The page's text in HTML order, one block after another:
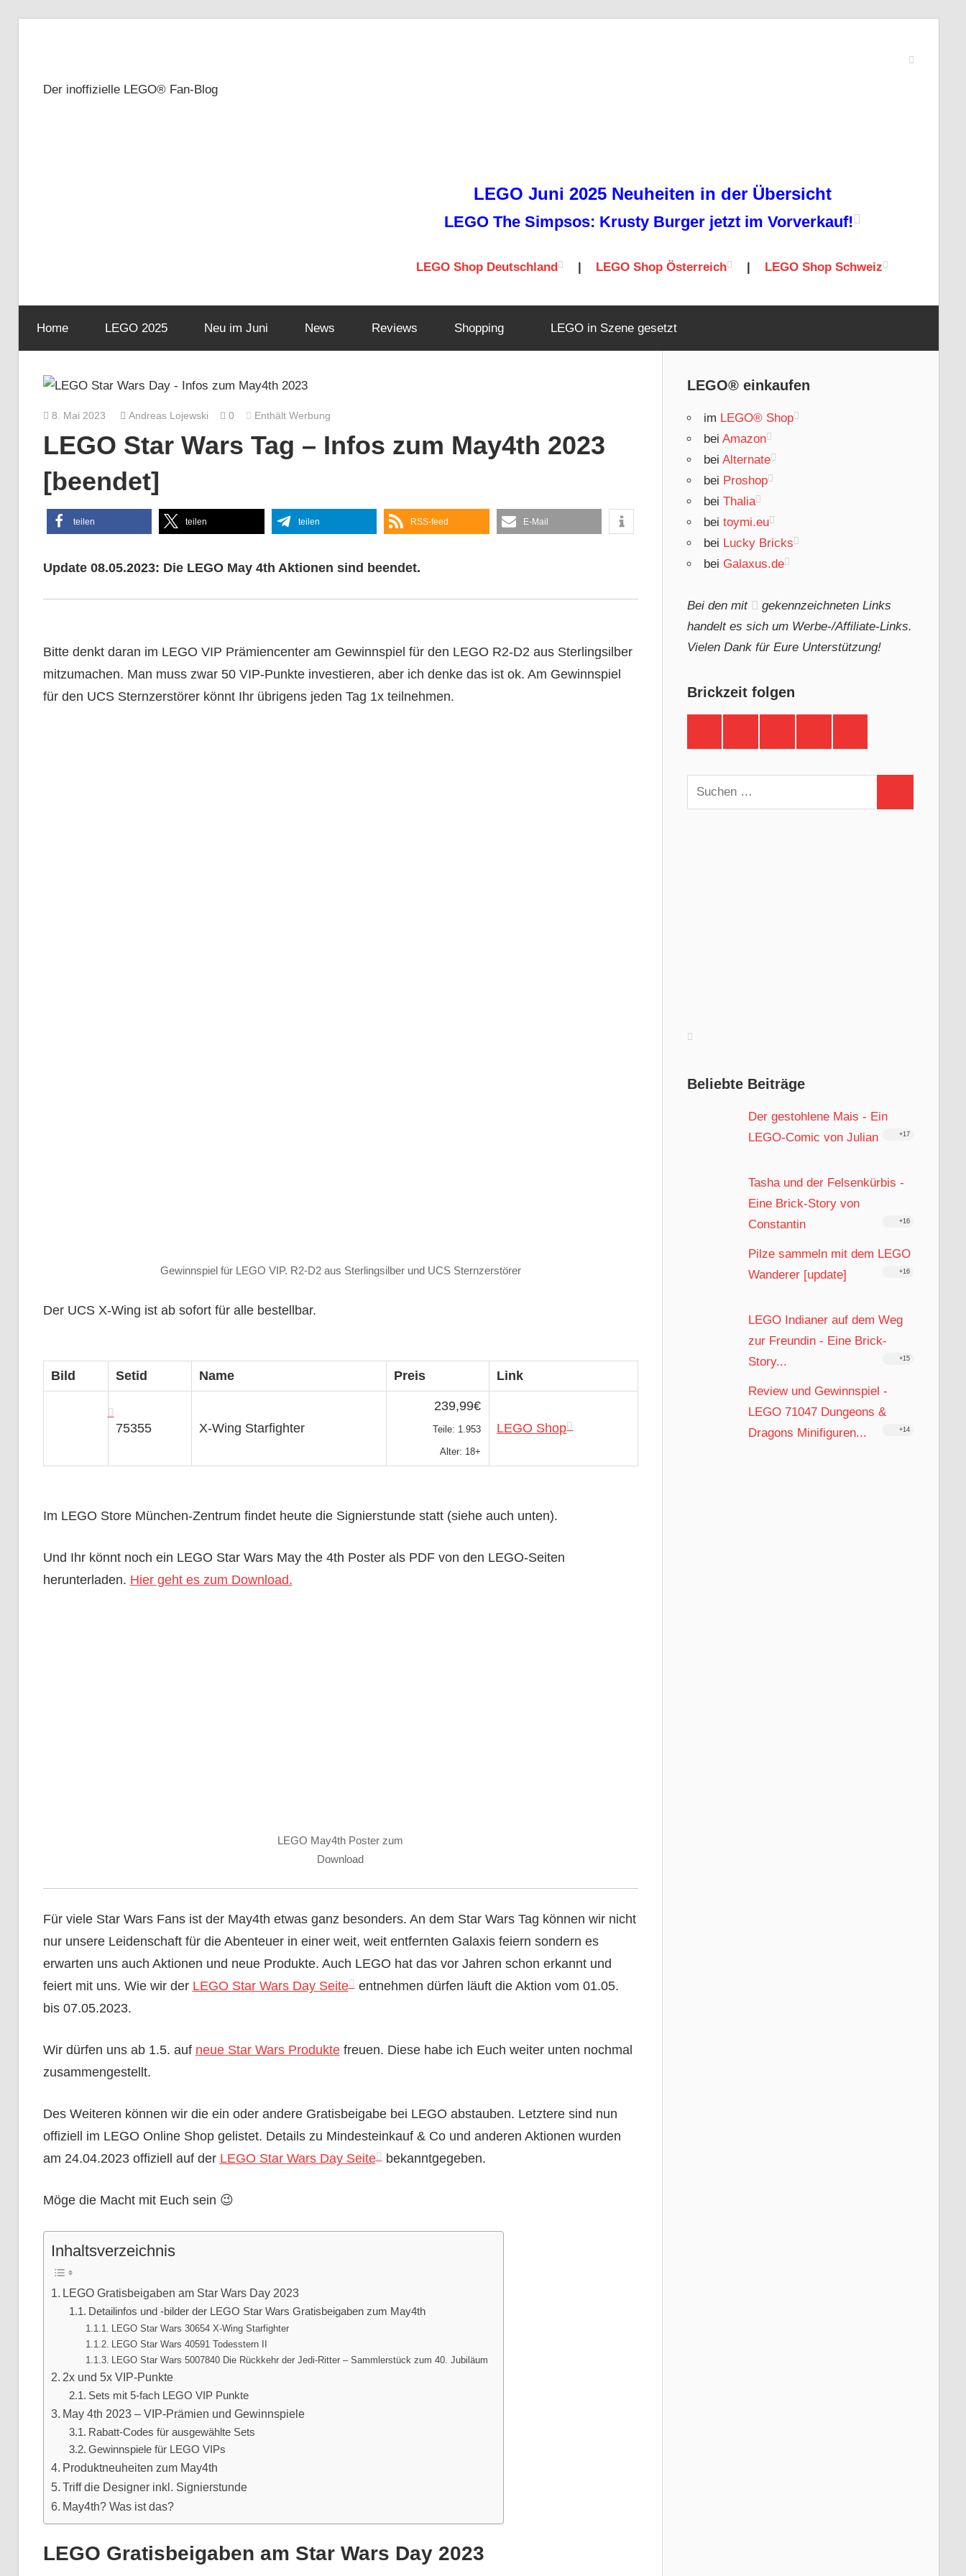
Der inoffizielle LEGO® Fan-Blog
LEGO Juni 2025 Neuheiten in der Übersicht
LEGO The Simpsos: Krusty Burger jetzt im Vorverkauf!
LEGO Shop Deutschland LEGO Shop Österreich LEGO Shop Schweiz
Home LEGO 2025 Neu im Juni News Reviews Shopping LEGO in Szene gesetzt
8. Mai 2023 Andreas Lojewski 0 Enthält Werbung
LEGO Star Wars Tag – Infos zum May4th 2023
[beendet]
teilen teilen teilen RSS-feed E-Mail
Update 08.05.2023: Die LEGO May 4th Aktionen sind beendet.
Bitte denkt daran im LEGO VIP Prämiencenter am Gewinnspiel für den LEGO R2-D2 aus Sterlingsilber
mitzumachen. Man muss zwar 50 VIP-Punkte investieren, aber ich denke das ist ok. Am Gewinnspiel
für den UCS Sternzerstörer könnt Ihr übrigens jeden Tag 1x teilnehmen.
Gewinnspiel für LEGO VIP. R2-D2 aus Sterlingsilber und UCS Sternzerstörer
Der UCS X-Wing ist ab sofort für alle bestellbar.
Bild Setid Name Preis Link
75355 X-Wing Starfighter
239,99€
Teile: 1.953
Alter: 18+
LEGO Shop
Im LEGO Store München-Zentrum findet heute die Signierstunde statt (siehe auch unten).
Und Ihr könnt noch ein LEGO Star Wars May the 4th Poster als PDF von den LEGO-Seiten
herunterladen. Hier geht es zum Download.
LEGO May4th Poster zum
Download
Für viele Star Wars Fans ist der May4th etwas ganz besonders. An dem Star Wars Tag können wir nicht
nur unsere Leidenschaft für die Abenteuer in einer weit, weit entfernten Galaxis feiern sondern es
erwarten uns auch Aktionen und neue Produkte. Auch LEGO hat das vor Jahren schon erkannt und
feiert mit uns. Wie wir der LEGO Star Wars Day Seite entnehmen dürfen läuft die Aktion vom 01.05.
bis 07.05.2023.
Wir dürfen uns ab 1.5. auf neue Star Wars Produktefreuen. Diese habe ich Euch weiter unten nochmal
zusammengestellt.
Des Weiteren können wir die ein oder andere Gratisbeigabe bei LEGO abstauben. Letztere sind nun
offiziell im LEGO Online Shop gelistet. Details zu Mindesteinkauf & Co und anderen Aktionen wurden
am 24.04.2023 offiziell auf der LEGO Star Wars Day Seite bekanntgegeben.
Möge die Macht mit Euch sein 😉
Inhaltsverzeichnis
LEGO Gratisbeigaben am Star Wars Day 2023
Detailinfos und -bilder der LEGO Star Wars Gratisbeigaben zum May4th
LEGO Star Wars 30654 X-Wing Starfighter
LEGO Star Wars 40591 Todesstern II
LEGO Star Wars 5007840 Die Rückkehr der Jedi-Ritter – Sammlerstück zum 40. Jubiläum
2x und 5x VIP-Punkte
Sets mit 5-fach LEGO VIP Punkte
May 4th 2023 – VIP-Prämien und Gewinnspiele
Rabatt-Codes für ausgewählte Sets
Gewinnspiele für LEGO VIPs
Produktneuheiten zum May4th
Triff die Designer inkl. Signierstunde
May4th? Was ist das?
LEGO Gratisbeigaben am Star Wars Day 2023
LEGO® einkaufen
im LEGO® Shop
bei Amazon
bei Alternate
bei Proshop
bei Thalia
bei toymi.eu
bei Lucky Bricks
bei Galaxus.de
Bei den mit
gekennzeichneten Links
handelt es sich um Werbe-/Affiliate-Links.
Vielen Dank für Eure Unterstützung!
Brickzeit folgen
Suchen
nach:
Beliebte Beiträge
Der gestohlene Mais - Ein
LEGO-Comic von Julian
+17
Tasha und der Felsenkürbis -
Eine Brick-Story von
Constantin
+16
Pilze sammeln mit dem LEGO
Wanderer [update]
+16
LEGO Indianer auf dem Weg
zur Freundin - Eine Brick-
Story...
+15
Review und Gewinnspiel -
LEGO 71047 Dungeons &
Dragons Minifiguren...
+14